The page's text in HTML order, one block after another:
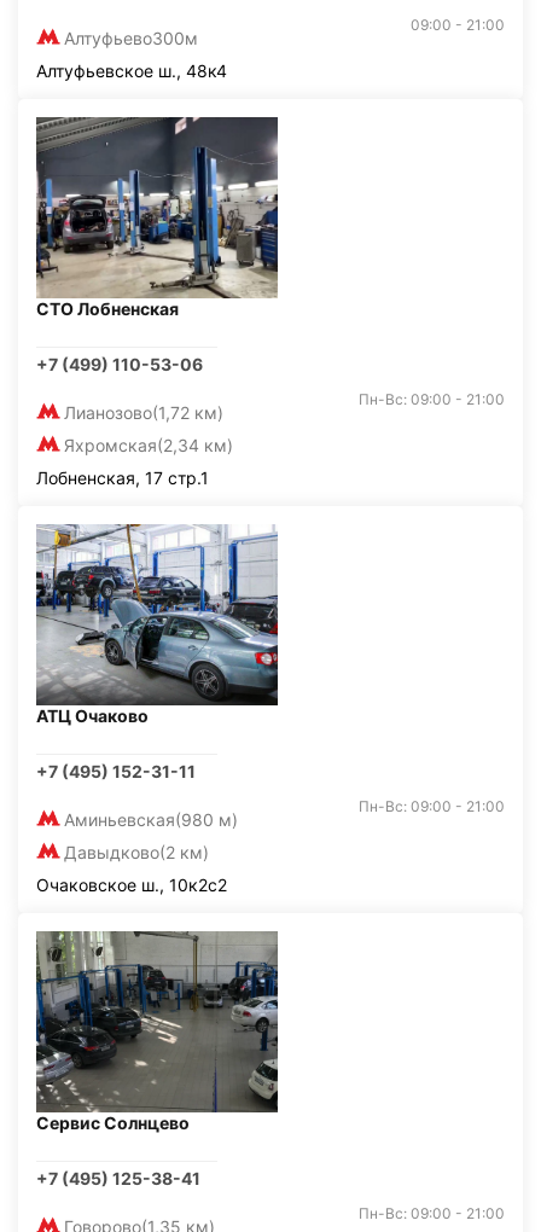
Алтуфьево300м
09:00 - 21:00
Алтуфьевское ш., 48к4
СТО Лобненская
+7 (499) 110-53-06
Лианозово(1,72 км)
Яхромская(2,34 км)
Пн-Вс: 09:00 - 21:00
Лобненская, 17 стр.1
АТЦ Очаково
+7 (495) 152-31-11
Аминьевская(980 м)
Давыдково(2 км)
Пн-Вс: 09:00 - 21:00
Очаковское ш., 10к2с2
Сервис Солнцево
+7 (495) 125-38-41
Говорово(1,35 км)
Пн-Вс: 09:00 - 21:00